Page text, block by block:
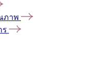
ภาพ
ร